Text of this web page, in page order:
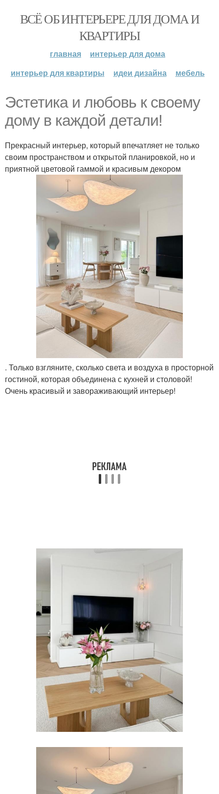
ВСЁ ОБ ИНТЕРЬЕРЕ ДЛЯ ДОМА И
КВАРТИРЫ
главная
интерьер для дома
интерьер для квартиры
идеи дизайна мебель
Эстетика и любовь к своему
дому в каждой детали!
Прекрасный интерьер, который впечатляет не только
своим пространством и открытой планировкой, но и
приятной цветовой гаммой и красивым декором
. Только взгляните, сколько света и воздуха в просторной
гостиной, которая объединена с кухней и столовой!
Очень красивый и завораживающий интерьер!